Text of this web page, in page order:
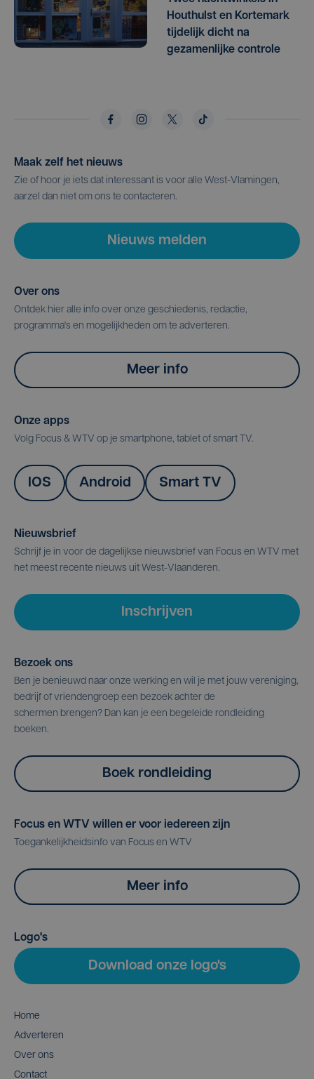
Houthulst en Kortemark
tijdelijk dicht na
gezamenlijke controle
Maak zelf het nieuws
Zie of hoor je iets dat interessant is voor alle West-Vlamingen,
aarzel dan niet om ons te contacteren.
Nieuws melden
Over ons
Ontdek hier alle info over onze geschiedenis, redactie,
programma's en mogelijkheden om te adverteren.
Meer info
Onze apps
Volg Focus & WTV op je smartphone, tablet of smart TV.
IOS Android Smart TV
Nieuwsbrief
Schrijf je in voor de dagelijkse nieuwsbrief van Focus en WTV met
het meest recente nieuws uit West-Vlaanderen.
Inschrijven
Bezoek ons
Ben je benieuwd naar onze werking en wil je met jouw vereniging,
bedrijf of vriendengroep een bezoek achter de
schermen brengen? Dan kan je een begeleide rondleiding
boeken.
Boek rondleiding
Focus en WTV willen er voor iedereen zijn
Toegankelijkheidsinfo van Focus en WTV
Meer info
Logo's
Download onze logo's
Home
Adverteren
Over ons
Contact